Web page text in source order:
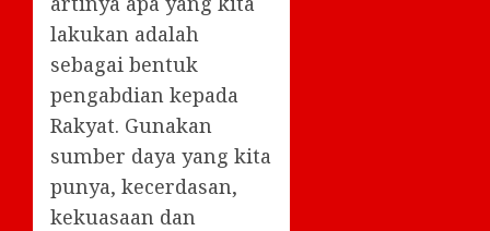
lakukan adalah
sebagai bentuk
pengabdian kepada
Rakyat. Gunakan
sumber daya yang kita
punya, kecerdasan,
kekuasaan dan